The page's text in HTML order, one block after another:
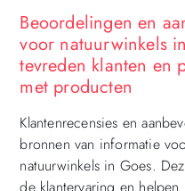
Beoordelingen en
voor natuurwinkels
tevreden klanten en
met producten
Klantenrecensies en
bronnen van informatie
natuurwinkels in Goes.